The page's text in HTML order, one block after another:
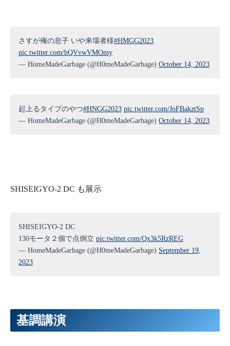
さすが俺の息子 いや来場者様#HMGG2023
pic.twitter.com/bQVvwVMOmy
— HomeMadeGarbage (@H0meMadeGarbage) October 14, 2023
起上るタイプのやつ#HNGG2023 pic.twitter.com/JoFBakztSp
— HomeMadeGarbage (@H0meMadeGarbage) October 14, 2023
SHISEIGYO-2 DC も展示
SHISEIGYO-2 DC
130モータ２個で点倒立 pic.twitter.com/Qx3k5RzREG
— HomeMadeGarbage (@H0meMadeGarbage) September 19,
2023
基調講演